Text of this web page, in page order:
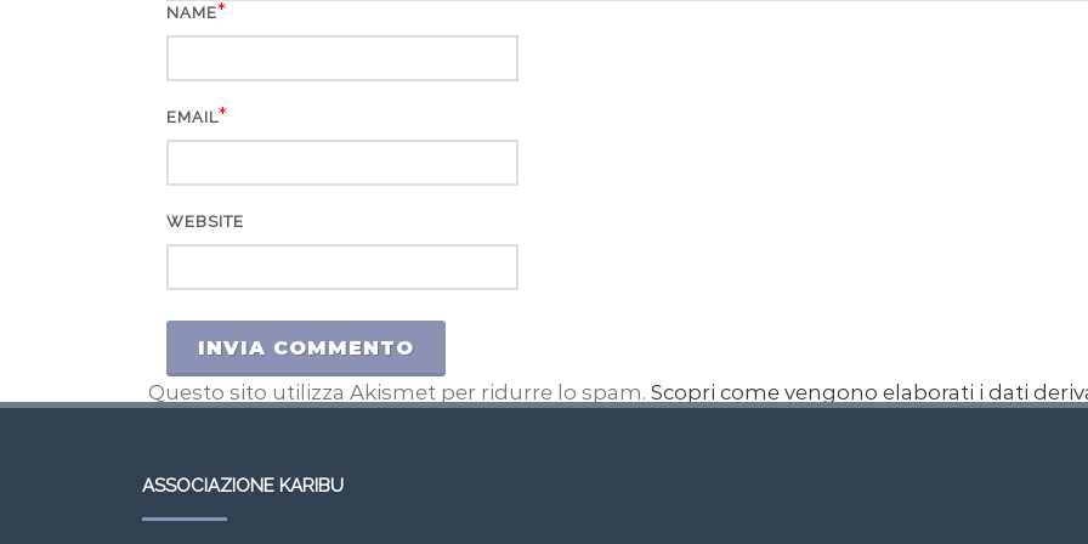
NAME*
EMAIL*
WEBSITE
Questo sito utilizza Akismet per ridurre lo spam. Scopri come vengono elaborati i dati
ASSOCIAZIONE KARIBU